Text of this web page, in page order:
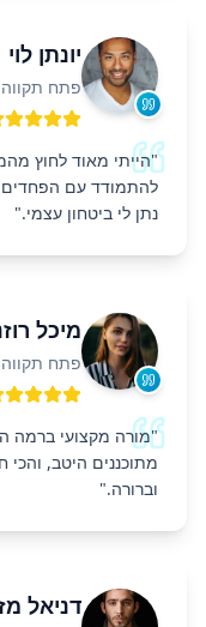
יונתן לוי
פתח תקווה
"הייתי מאוד לחוץ
להתמודד עם הפחדים.
נתן לי ביטחון עצמי."
מיכל
פתח תקווה
"מורה מקצועי ברמה
מתוכננים היטב, והכי
וברורה."
דניאל